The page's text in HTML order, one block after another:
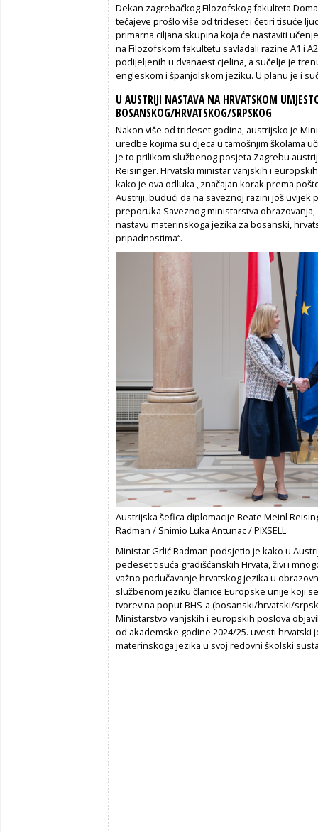
Dekan zagrebačkog Filozofskog fakulteta
tečajeve prošlo više od trideset i četiri tisuće
primarna ciljana skupina koja će nastaviti
na Filozofskom fakultetu savladali razine A1 i
podijeljenih u dvanaest cjelina, a sučelje je
engleskom i španjolskom jeziku. U planu je i
U AUSTRIJI NASTAVA NA HRVATSKOM
BOSANSKOG/HRVATSKOG/SRPSKOG
Nakon više od trideset godina, austrijsko je
uredbe kojima su djeca u tamošnjim školama
je to prilikom službenog posjeta Zagrebu
Reisinger. Hrvatski ministar vanjskih i
kako je ova odluka „značajan korak prema
Austriji, budući da na saveznoj razini još
preporuka Saveznog ministarstva
nastavu materinskoga jezika za bosanski,
pripadnostima‘‘.
Austrijska šefica diplomacije Beate Meinl
Radman / Snimio Luka Antunac / PIXSELL
Ministar Grlić Radman podsjetio je kako u
pedeset tisuća gradišćanskih Hrvata, živi i
važno podučavanje hrvatskog jezika u
službenom jeziku članice Europske unije koji
tvorevina poput BHS-a (bosanski/hrvatski/
Ministarstvo vanjskih i europskih poslova
od akademske godine 2024/25. uvesti hrvatski
materinskoga jezika u svoj redovni školski